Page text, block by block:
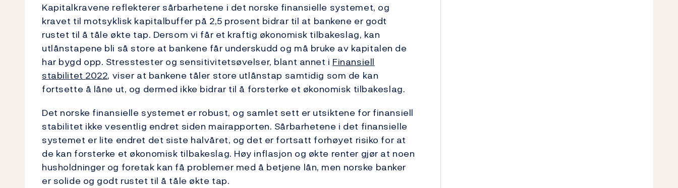
Kapitalkravene reflekterer sårbarhetene i det norske finansielle systemet, og
kravet til motsyklisk kapitalbuffer på 2,5 prosent bidrar til at bankene er godt
rustet til å tåle økte tap. Dersom vi får et kraftig økonomisk tilbakeslag, kan
utlånstapene bli så store at bankene får underskudd og må bruke av kapitalen de
har bygd opp. Stresstester og sensitivitetsøvelser, blant annet i Finansiell
stabilitet 2022, viser at bankene tåler store utlånstap samtidig som de kan
fortsette å låne ut, og dermed ikke bidrar til å forsterke et økonomisk tilbakeslag.
Det norske finansielle systemet er robust, og samlet sett er utsiktene for finansiell
stabilitet ikke vesentlig endret siden mairapporten. Sårbarhetene i det finansielle
systemet er lite endret det siste halvåret, og det er fortsatt forhøyet risiko for at
de kan forsterke et økonomisk tilbakeslag. Høy inflasjon og økte renter gjør at noen
husholdninger og foretak kan få problemer med å betjene lån, men norske banker
er solide og godt rustet til å tåle økte tap.